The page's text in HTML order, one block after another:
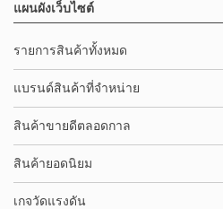
แผนผังเว็บไซต์
รายการสินค้าทั้งหมด
แบรนด์สินค้าที่จำหน่าย
สินค้าขายดีตลอดกาล
สินค้ายอดนิยม
เกจวัดแรงดัน